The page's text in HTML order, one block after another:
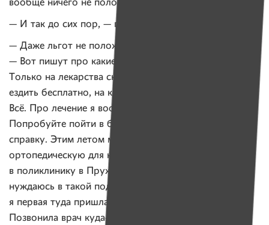
вообще ничего не положено.
— И так до сих пор, — говорит Настя.
— Даже льгот не положено, — добавляет Валентина.
— Вот пишут про какие-то льготы, а
Только на лекарства скидка и в автобусе можно
ездить бесплатно, на котором мы никогда не ездили.
Всё. Про лечение я вообще ничего не говорю.
Попробуйте пойти в больницу и взять банальную
справку. Этим летом мы заказали Насте подушку
ортопедическую для коляски, и я пошла
в поликлинику в Пружанах за справкой о том, что
нуждаюсь в такой подушке. Такое ощущение, что
я первая туда пришла. Сразу глаза круглые у врача.
Позвонила врач куда-то, три дня я из поликлиники